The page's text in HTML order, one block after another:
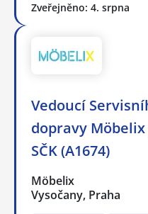
Zveřejněno: 4. srpna
Vedoucí
dopravy
SČK (A1674)
Möbelix
Vysočany, Praha